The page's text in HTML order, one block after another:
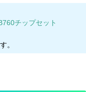
チップセット
。